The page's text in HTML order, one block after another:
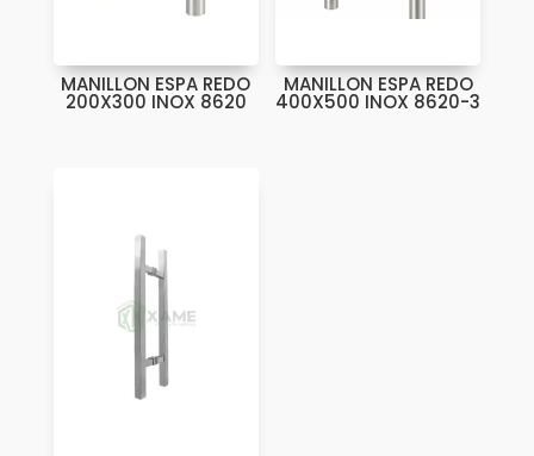
MANILLON ESPA REDO
200X300 INOX 8620
MANILLON ESPA REDO
400X500 INOX 8620-3